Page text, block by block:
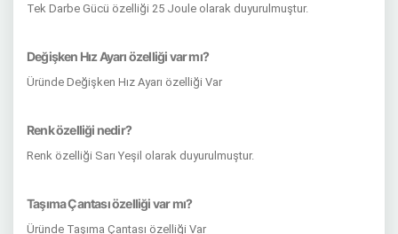
Tek Darbe Gücü özelliği 25 Joule olarak duyurulmuştur.
Değişken Hız Ayarı özelliği var mı?
Üründe Değişken Hız Ayarı özelliği Var
Renk özelliği nedir?
Renk özelliği Sarı Yeşil olarak duyurulmuştur.
Taşıma Çantası özelliği var mı?
Üründe Taşıma Çantası özelliği Var